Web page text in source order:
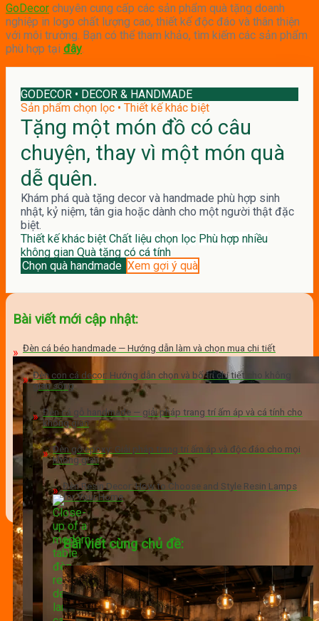
GoDecor chuyên cung cấp các sản phẩm quà tặng doanh
nghiệp in logo chất lượng cao, thiết kế độc đáo và thân thiện
với môi trường. Bạn có thể tham khảo, tìm kiếm các sản phẩm
phù hợp tại đây.
GODECOR • DECOR & HANDMADE
Sản phẩm chọn lọc • Thiết kế khác biệt
Tặng một món đồ có câu
chuyện, thay vì một món quà
dễ quên.
Khám phá quà tặng decor và handmade phù hợp sinh
nhật, kỷ niệm, tân gia hoặc dành cho một người thật đặc
biệt.
Thiết kế khác biệt Chất liệu chọn lọc Phù hợp nhiều
không gian Quà tặng có cá tính
Chọn quà handmade Xem gợi ý quà
Bài viết mới cập nhật:
Đèn cá béo handmade — Hướng dẫn làm và chọn mua chi tiết
Đèn con cá decor: Hướng dẫn chọn và bố trí chi tiết cho không
gian sống
Đèn cá gỗ handmade — giải pháp trang trí ấm áp và cá tính cho
không gian
Đèn gỗ epoxy: Giải pháp trang trí ấm áp và độc đáo cho mọi
không gian
Đèn Resin Decor: How to Choose and Style Resin Lamps
for Your Home
Bài viết cùng chủ đề: